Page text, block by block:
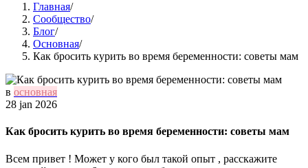
Главная/
Сообщество/
Блог/
Основная/
Как бросить курить во время беременности: советы мам
в основная
28 jan 2026
Как бросить курить во время беременности: советы мам
Всем привет ! Может у кого был такой опыт , расскажите